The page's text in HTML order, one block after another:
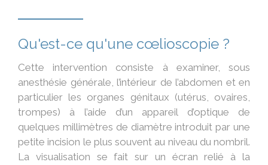
Qu'est-ce qu'une cœlioscopie ?
Cette intervention consiste à examiner, sous
anesthésie générale, l’intérieur de l’abdomen et en
particulier les organes génitaux (utérus, ovaires,
trompes) à l’aide d’un appareil d’optique de
quelques millimètres de diamètre introduit par une
petite incision le plus souvent au niveau du nombril.
La visualisation se fait sur un écran relié à la